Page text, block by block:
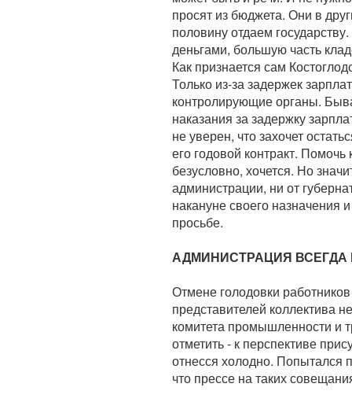
просят из бюджета. Они в
половину отдаем
деньгами, большую часть
Как признается сам
Только из-за задержек
контролирующие органы.
наказания за задержку
не уверен, что захочет
его годовой контракт.
безусловно, хочется. Но
администрации, ни от
накануне своего назначения
просьбе.
АДМИНИСТРАЦИЯ
Отмене голодовки
представителей коллектива
комитета промышленности и
отметить - к перспективе
отнесся холодно. Попытался
что прессе на таких